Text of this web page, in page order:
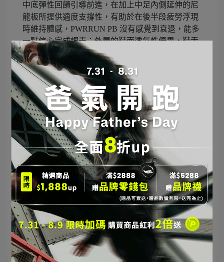
中底彈性回饋引導前進，在加上中足內側延伸的尼
龍板所提供適度支撐性，有助於在後半段疲勞浮現
時維持體感，PWRRUN PB 沒有感覺到衰退，能多
一點信心完成課表；外層的鞋面透氣性優異，鞋舌
與包覆襯墊也不悶熱，不會大量吃水，沒有重拖
感。
緩跑
嘗試從 6’00 拉到 5’20 與穩定配速的緩跑 (配速
5’40)，中底材料 PWRRUN PB 調教很適合穩定配
速，結實中帶有彈性，再加上 SPEEDROLL 自然帶
動，從外側落地轉向內側蹬地尤其順暢。這個流暢
的跑感，即便是在體感 溫度 30 °C 的情況下，也讓
我願意穿著 Endorphin Speed 5 堆跑量。